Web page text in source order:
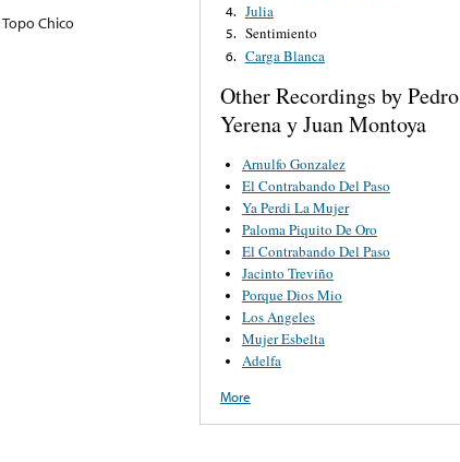
Chico
4. Julia
5. Sentimiento
6. Carga Blanca
Other Recordings by Pedro
Yerena y Juan Montoya
Arnulfo Gonzalez
El Contrabando Del Paso
Ya Perdi La Mujer
Paloma Piquito De Oro
El Contrabando Del Paso
Jacinto Treviño
Porque Dios Mio
Los Angeles
Mujer Esbelta
Adelfa
More